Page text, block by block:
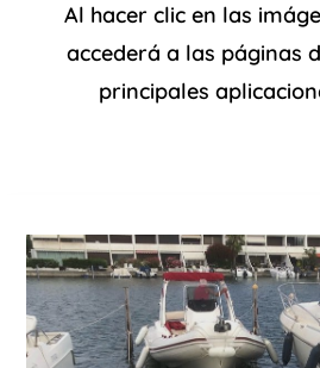
Al hacer clic en las
accederá a las páginas
principales